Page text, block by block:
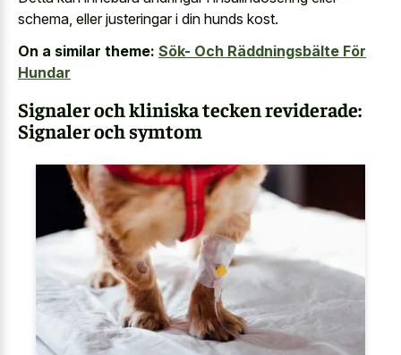
schema, eller justeringar i din hunds kost.
On a similar theme: Sök- Och Räddningsbälte För
Hundar
Signaler och kliniska tecken reviderade:
Signaler och symtom